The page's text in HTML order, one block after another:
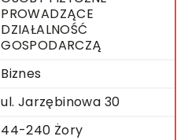
PROWADZĄCE
DZIAŁALNOŚĆ
GOSPODARCZĄ
Biznes
ul. Jarzębinowa 30
44-240 Żory